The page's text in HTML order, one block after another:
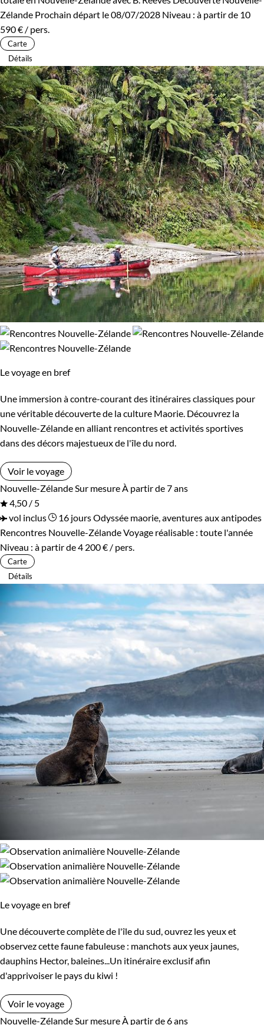
Zélande Prochain départ le 08/07/2028 Niveau : à partir de 10
590 € / pers.
Carte
Détails
Le voyage en bref
Une immersion à contre-courant des itinéraires classiques pour
une véritable découverte de la culture Maorie. Découvrez la
Nouvelle-Zélande en alliant rencontres et activités sportives
dans des décors majestueux de l'île du nord.
Voir le voyage
Nouvelle-Zélande Sur mesure À partir de 7 ans
4,50 / 5
vol inclus
16 joursOdyssée maorie, aventures aux antipodes
Rencontres Nouvelle-ZélandeVoyage réalisable : toute l'année
Niveau : à partir de4 200 € / pers.
Carte
Détails
Le voyage en bref
Une découverte complète de l'île du sud, ouvrez les yeux et
observez cette faune fabuleuse : manchots aux yeux jaunes,
dauphins Hector, baleines...Un itinéraire exclusif afin
d'apprivoiser le pays du kiwi !
Voir le voyage
Nouvelle-Zélande Sur mesure À partir de 6 ans